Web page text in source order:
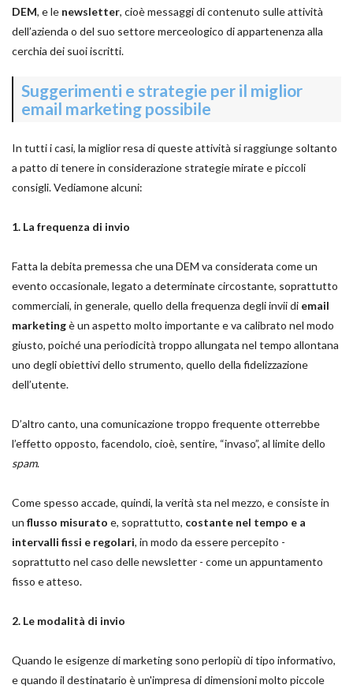
DEM, e le newsletter, cioè messaggi di contenuto sulle attività
dell’azienda o del suo settore merceologico di appartenenza alla
cerchia dei suoi iscritti.
Suggerimenti e strategie per il miglior
email marketing possibile
In tutti i casi, la miglior resa di queste attività si raggiunge soltanto
a patto di tenere in considerazione strategie mirate e piccoli
consigli. Vediamone alcuni:
1. La frequenza di invio
Fatta la debita premessa che una DEM va considerata come un
evento occasionale, legato a determinate circostante, soprattutto
commerciali, in generale, quello della frequenza degli invii di email
marketingè un aspetto molto importante e va calibrato nel modo
giusto, poiché una periodicità troppo allungata nel tempo allontana
uno degli obiettivi dello strumento, quello della fidelizzazione
dell’utente.
D’altro canto, una comunicazione troppo frequente otterrebbe
l’effetto opposto, facendolo, cioè, sentire, “invaso”, al limite dello
spam.
Come spesso accade, quindi, la verità sta nel mezzo, e consiste in
un flusso misurato e, soprattutto, costante nel tempo e a
intervalli fissi e regolari, in modo da essere percepito -
soprattutto nel caso delle newsletter - come un appuntamento
fisso e atteso.
2. Le modalità di invio
Quando le esigenze di marketing sono perlopiù di tipo informativo,
e quando il destinatario è un'impresa di dimensioni molto piccole